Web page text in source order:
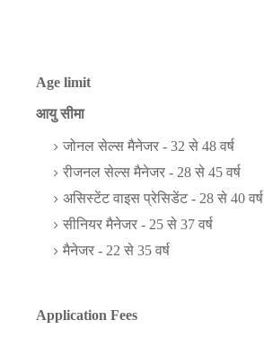
Age limit
आयु सीमा
जोनल सेल्स मैनेजर - 32 से 48 वर्ष
रीजनल सेल्स मैनेजर - 28 से 45 वर्ष
असिस्टेंट वाइस प्रेसिडेंट - 28 से 40 वर्ष
सीनियर मैनेजर - 25 से 37 वर्ष
मैनेजर - 22 से 35 वर्ष
Application Fees